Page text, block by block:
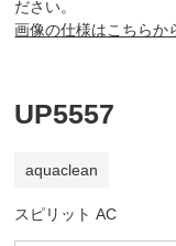
ださい。
画像の仕様はこちらか
UP5557
aquaclean
スピリット AC